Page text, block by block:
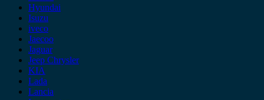
Hyundai
Isuzu
iveco
Jaecoo
Jaguar
Jeep Chrysler
KIA
Lada
Lancia